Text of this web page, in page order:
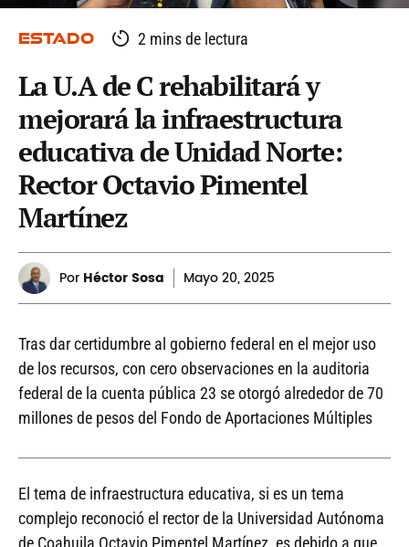
ESTADO 2 mins de lectura
La U.A de C rehabilitará y
mejorará la infraestructura
educativa de Unidad Norte:
Rector Octavio Pimentel
Martínez
Por Héctor Sosa Mayo20, 2025
Tras dar certidumbre al gobierno federal en el mejor uso
de los recursos, con cero observaciones en la auditoria
federal de la cuenta pública 23 se otorgó alrededor de 70
millones de pesos del Fondo de Aportaciones Múltiples
El tema de infraestructura educativa, si es un tema
complejo reconoció el rector de la Universidad Autónoma
de Coahuila Octavio Pimentel Martínez, es debido a que